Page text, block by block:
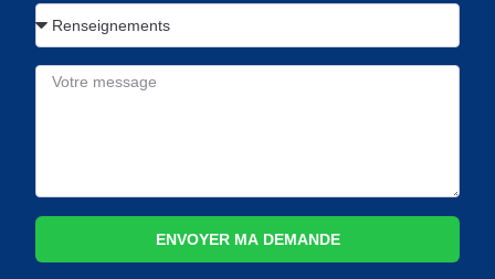
ENVOYER MA DEMANDE